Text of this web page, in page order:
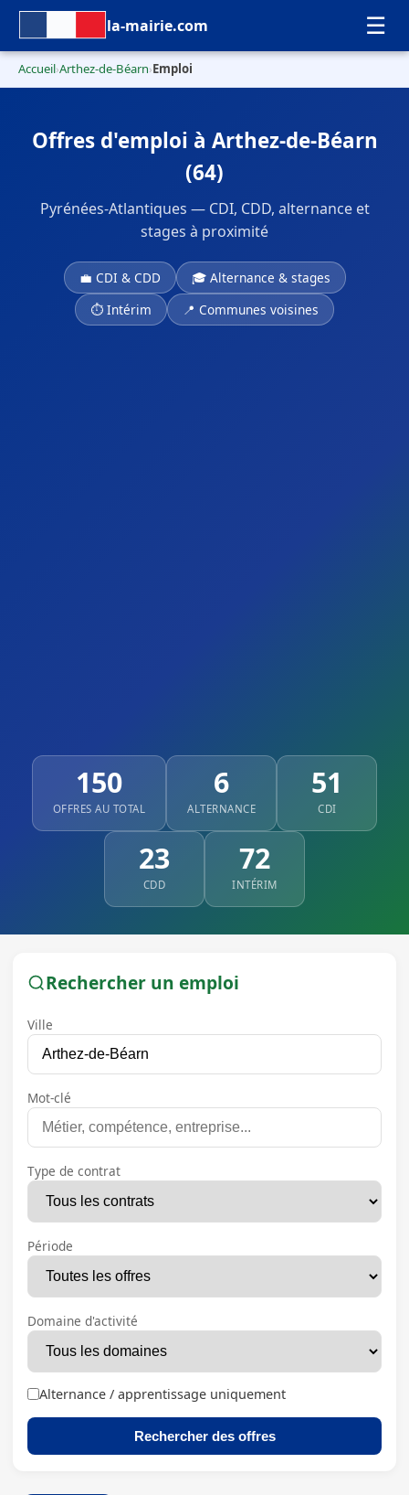
la-mairie.com ☰
Accueil›Arthez-de-Béarn›Emploi
Offres d'emploi à Arthez-de-Béarn
(64)
Pyrénées-Atlantiques — CDI, CDD, alternance et
stages à proximité
💼 CDI & CDD
🎓 Alternance & stages
⏱ Intérim
📍 Communes voisines
150
OFFRES AU TOTAL
6
ALTERNANCE
51
CDI
23
CDD
72
INTÉRIM
Rechercher un emploi
Ville
Mot-clé
Type de contrat
Période
Domaine d'activité
Alternance / apprentissage uniquement
Rechercher des offres